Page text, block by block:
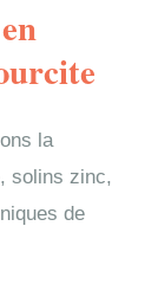
la
solins zinc,
de